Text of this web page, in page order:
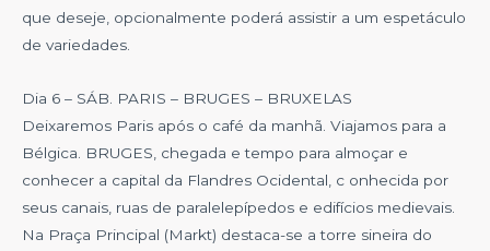
que deseje, opcionalmente poderá assistir a um espetáculo
de variedades.
Dia 6 – SÁB. PARIS – BRUGES – BRUXELAS
Deixaremos Paris após o café da manhã. Viajamos para a
Bélgica. BRUGES, chegada e tempo para almoçar e
conhecer a capital da Flandres Ocidental, c onhecida por
seus canais, ruas de paralelepípedos e edifícios medievais.
Na Praça Principal (Markt) destaca-se a torre sineira do